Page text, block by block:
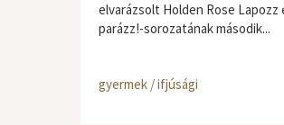
elvarázsolt Holden Rose Lapozz
parázz!-sorozatának második...
gyermek / ifjúsági